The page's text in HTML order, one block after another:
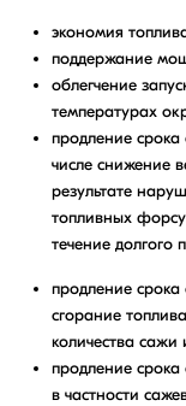
экономия
поддержание
облегчение
температурах
продление
числе снижение
результате
топливных
течение долгого
продление срока
сгорание
количества сажи
продление срока
в частности